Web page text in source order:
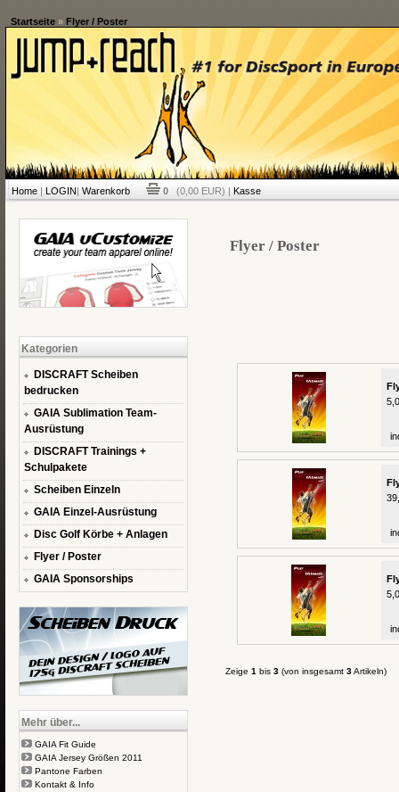
Startseite» Flyer / Poster
Home| LOGIN| Warenkorb 0 (0,00 EUR) | Kasse
Kategorien
DISCRAFT Scheiben
bedrucken
GAIA Sublimation Team-
Ausrüstung
DISCRAFT Trainings +
Schulpakete
Scheiben Einzeln
GAIA Einzel-Ausrüstung
Disc Golf Körbe + Anlagen
Flyer / Poster
GAIA Sponsorships
Mehr über...
GAIA Fit Guide
GAIA Jersey Größen 2011
Pantone Farben
Kontakt & Info
Flyer / Poster
Zeige 1 bis 3(von insgesamt 3Artikeln)